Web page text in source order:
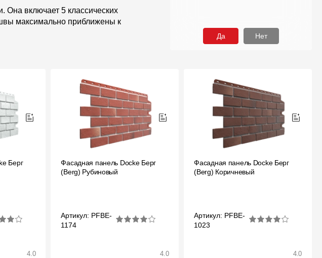
материалы
Faq
B2B
Отзывы
Она включает 5 классических
максимально приближены к
Берг
4.0
Фасадная панель Docke Берг
(Berg) Рубиновый
Артикул: PFBE-
1174
4.0
Фасадная панель Docke Берг
(Berg) Коричневый
Артикул: PFBE-
1023
4.0
Да Нет